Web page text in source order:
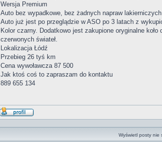
Wersja Premium
Auto bez wypadkowe, bez żadnych napraw lakierniczych
Auto już jest po przeglądzie w ASO po 3 latach z
Kolor czarny. Dodatkowo jest zakupione oryginalne
czerwonych świateł.
Lokalizacja Łódź
Przebieg 26 tyś km
Cena wywoławcza 87 500
Jak ktoś coś to zapraszam do kontaktu
889 655 134
Wyświetl
Wyświetl posty nie